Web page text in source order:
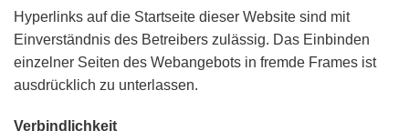
Hyperlinks auf die Startseite dieser Website sind mit
Einverständnis des Betreibers zulässig. Das Einbinden
einzelner Seiten des Webangebots in fremde Frames ist
ausdrücklich zu unterlassen.
Verbindlichkeit